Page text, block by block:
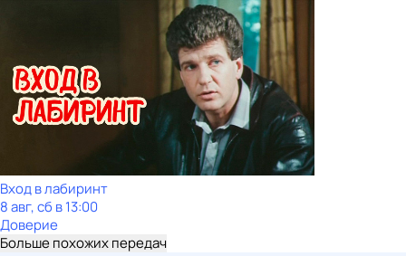
Вход в лабиринт
8 авг, сб в 13:00
Доверие
Больше похожих передач